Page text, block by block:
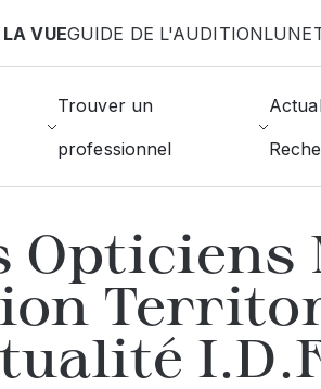
LA VUEGUIDE DE L'AUDITION
Trouver un
professionnel
mon opticien Torcy Les
Opticiens